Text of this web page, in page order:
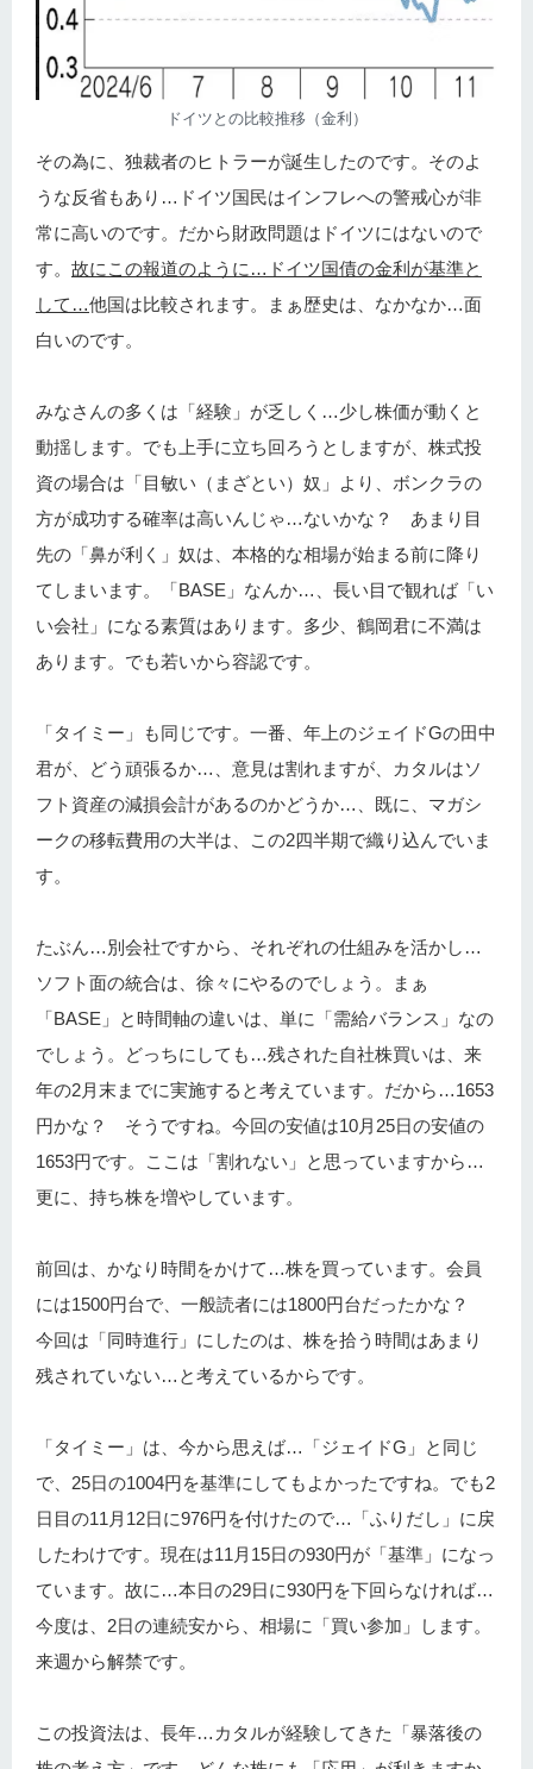
ドイツとの比較推移（金利）
その為に、独裁者のヒトラーが誕生したのです。そのよ
うな反省もあり…ドイツ国民はインフレへの警戒心が非
常に高いのです。だから財政問題はドイツにはないので
す。 故にこの報道のように…ドイツ国債の金利が基準と
して…他国は比較されます。まぁ歴史は、なかなか…面
白いのです。
みなさんの多くは「経験」が乏しく…少し株価が動くと
動揺します。でも上手に立ち回ろうとしますが、株式投
資の場合は「目敏い（まざとい）奴」より、ボンクラの
方が成功する確率は高いんじゃ…ないかな？ あまり目
先の「鼻が利く」奴は、本格的な相場が始まる前に降り
てしまいます。「BASE」なんか…、長い目で観れば「い
い会社」になる素質はあります。多少、鶴岡君に不満は
あります。でも若いから容認です。
「タイミー」も同じです。一番、年上のジェイドGの田中
君が、どう頑張るか…、意見は割れますが、カタルはソ
フト資産の減損会計があるのかどうか…、既に、マガシ
ークの移転費用の大半は、この2四半期で織り込んでいま
す。
たぶん…別会社ですから、それぞれの仕組みを活かし…
ソフト面の統合は、徐々にやるのでしょう。まぁ
「BASE」と時間軸の違いは、単に「需給バランス」なの
でしょう。どっちにしても…残された自社株買いは、来
年の2月末までに実施すると考えています。だから…1653
円かな？ そうですね。今回の安値は10月25日の安値の
1653円です。ここは「割れない」と思っていますから…
更に、持ち株を増やしています。
前回は、かなり時間をかけて…株を買っています。会員
には1500円台で、一般読者には1800円台だったかな？
今回は「同時進行」にしたのは、株を拾う時間はあまり
残されていない…と考えているからです。
「タイミー」は、今から思えば…「ジェイドG」と同じ
で、25日の1004円を基準にしてもよかったですね。でも2
日目の11月12日に976円を付けたので…「ふりだし」に戻
したわけです。現在は11月15日の930円が「基準」になっ
ています。故に…本日の29日に930円を下回らなければ…
今度は、2日の連続安から、相場に「買い参加」します。
来週から解禁です。
この投資法は、長年…カタルが経験してきた「暴落後の